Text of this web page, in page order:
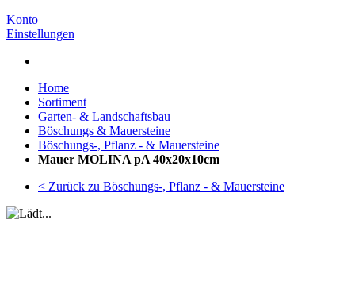
Konto
Einstellungen
Home
Sortiment
Garten- & Landschaftsbau
Böschungs & Mauersteine
Böschungs-, Pflanz - & Mauersteine
Mauer MOLINA pA 40x20x10cm
< Zurück zu Böschungs-, Pflanz - & Mauersteine